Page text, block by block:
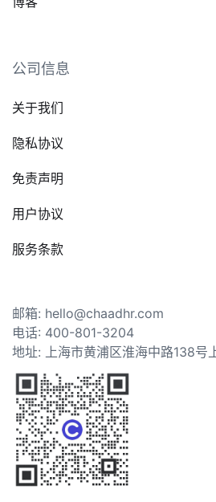
公司信息
关于我们
隐私协议
免责声明
用户协议
服务条款
邮箱: hello@chaadhr.com
电话: 400-801-3204
地址: 上海市黄浦区淮海中路138号